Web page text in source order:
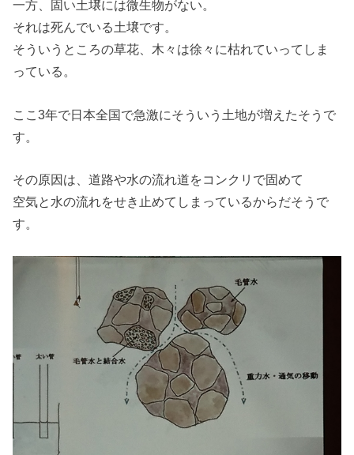
一方、固い土壌には微生物がない。
それは死んでいる土壌です。
そういうところの草花、木々は徐々に枯れていってしま
っている。
ここ3年で日本全国で急激にそういう土地が増えたそうで
す。
その原因は、道路や水の流れ道をコンクリで固めて
空気と水の流れをせき止めてしまっているからだそうで
す。